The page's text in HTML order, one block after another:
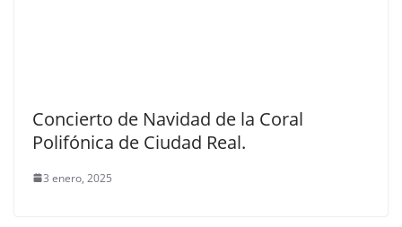
Concierto de Navidad de la Coral
Polifónica de Ciudad Real.
3 enero, 2025